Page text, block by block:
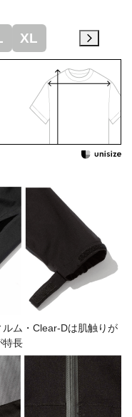
ム・Clear-Dは肌触りが
特長
XL